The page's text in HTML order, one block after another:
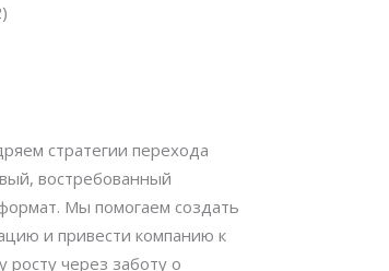
стратегии перехода
востребованный
Мы помогаем создать
и привести компанию к
росту через заботу о